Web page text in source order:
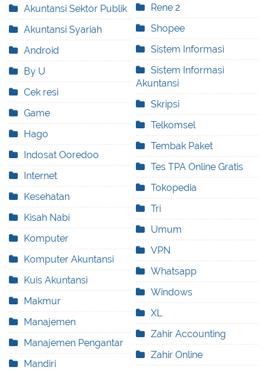
Akuntansi Sektor Publik
Akuntansi Syariah
Android
By U
Cek resi
Game
Hago
Indosat Ooredoo
Internet
Kesehatan
Kisah Nabi
Komputer
Komputer Akuntansi
Kuis Akuntansi
Makmur
Manajemen
Manajemen Pengantar
Mandiri
Rene 2
Shopee
Sistem Informasi
Sistem Informasi
Akuntansi
Skripsi
Telkomsel
Tembak Paket
Tes TPA Online Gratis
Tokopedia
Tri
Umum
VPN
Whatsapp
Windows
XL
Zahir Accounting
Zahir Online